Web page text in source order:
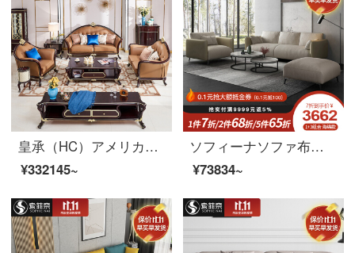
皇承（HC）アメリカーノ軽奢本革ソファ木彫刻リビング家具ソファ
¥332145~
ソフィーナソファ布芸ソファー布芸ソファー客間小型北欧現代簡単二人で、ラテックスソファ1+2+3+茶几海綿のタイプを分解洗濯できます。
¥73834~